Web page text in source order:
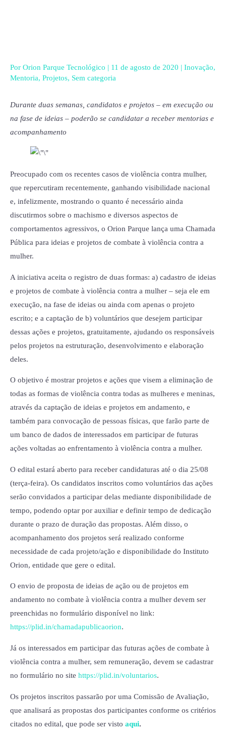
Por Orion Parque Tecnológico | 11 de agosto de 2020 | Inovação,
Mentoria, Projetos, Sem categoria
Durante duas semanas, candidatos e projetos – em execução ou
na fase de ideias – poderão se candidatar a receber mentorias e
acompanhamento
Preocupado com os recentes casos de violência contra mulher,
que repercutiram recentemente, ganhando visibilidade nacional
e, infelizmente, mostrando o quanto é necessário ainda
discutirmos sobre o machismo e diversos aspectos de
comportamentos agressivos, o Orion Parque lança uma Chamada
Pública para ideias e projetos de combate à violência contra a
mulher.
A iniciativa aceita o registro de duas formas: a) cadastro de ideias
e projetos de combate à violência contra a mulher – seja ele em
execução, na fase de ideias ou ainda com apenas o projeto
escrito; e a captação de b) voluntários que desejem participar
dessas ações e projetos, gratuitamente, ajudando os responsáveis
pelos projetos na estruturação, desenvolvimento e elaboração
deles.
O objetivo é mostrar projetos e ações que visem a eliminação de
todas as formas de violência contra todas as mulheres e meninas,
através da captação de ideias e projetos em andamento, e
também para convocação de pessoas físicas, que farão parte de
um banco de dados de interessados em participar de futuras
ações voltadas ao enfrentamento à violência contra a mulher.
O edital estará aberto para receber candidaturas até o dia 25/08
(terça-feira). Os candidatos inscritos como voluntários das ações
serão convidados a participar delas mediante disponibilidade de
tempo, podendo optar por auxiliar e definir tempo de dedicação
durante o prazo de duração das propostas. Além disso, o
acompanhamento dos projetos será realizado conforme
necessidade de cada projeto/ação e disponibilidade do Instituto
Orion, entidade que gere o edital.
O envio de proposta de ideias de ação ou de projetos em
andamento no combate à violência contra a mulher devem ser
preenchidas no formulário disponível no link:
https://plid.in/chamadapublicaorion.
Já os interessados em participar das futuras ações de combate à
violência contra a mulher, sem remuneração, devem se cadastrar
no formulário no site https://plid.in/voluntarios.
Os projetos inscritos passarão por uma Comissão de Avaliação,
que analisará as propostas dos participantes conforme os critérios
citados no edital, que pode ser visto aqui.